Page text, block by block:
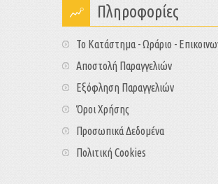
Πληροφορίες
Το Κατάστημα - Ωράριο -
Αποστολή Παραγγελιών
Εξόφληση Παραγγελιών
Όροι Χρήσης
Προσωπικά Δεδομένα
Πολιτική Cookies